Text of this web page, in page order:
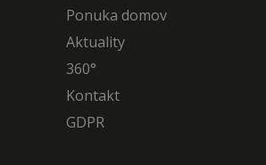
Ponuka domov
Aktuality
360°
Kontakt
GDPR